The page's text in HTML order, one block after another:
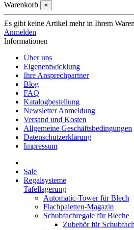
Warenkorb
×
Es gibt keine Artikel mehr in Ihrem
Anmelden
Informationen
Über uns
Eigenentwicklung
Ihre Ansprechpartner
Blog
FAQ
Katalogbestellung
Newsletter Anmeldung
Versand und Kosten
Allgemeine Geschäftsbedingungen
Datenschutzerklärung
Impressum
Sale
Regalsysteme
Tafellagerung
Automatic-Tower für Blech
Flachpaletten-Magazin
Schubfachregale für Bleche
Zubehör für